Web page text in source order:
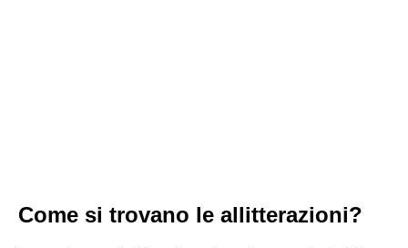
Come si trovano le allitterazioni?